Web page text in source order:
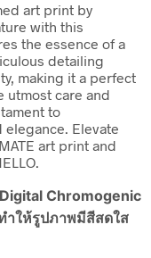
art print by
with this
the essence of a
detailing
making it a perfect
utmost care and
to
elegance. Elevate
art print and
Chromogenic
ำให้รูปภาพมีสีสดใส